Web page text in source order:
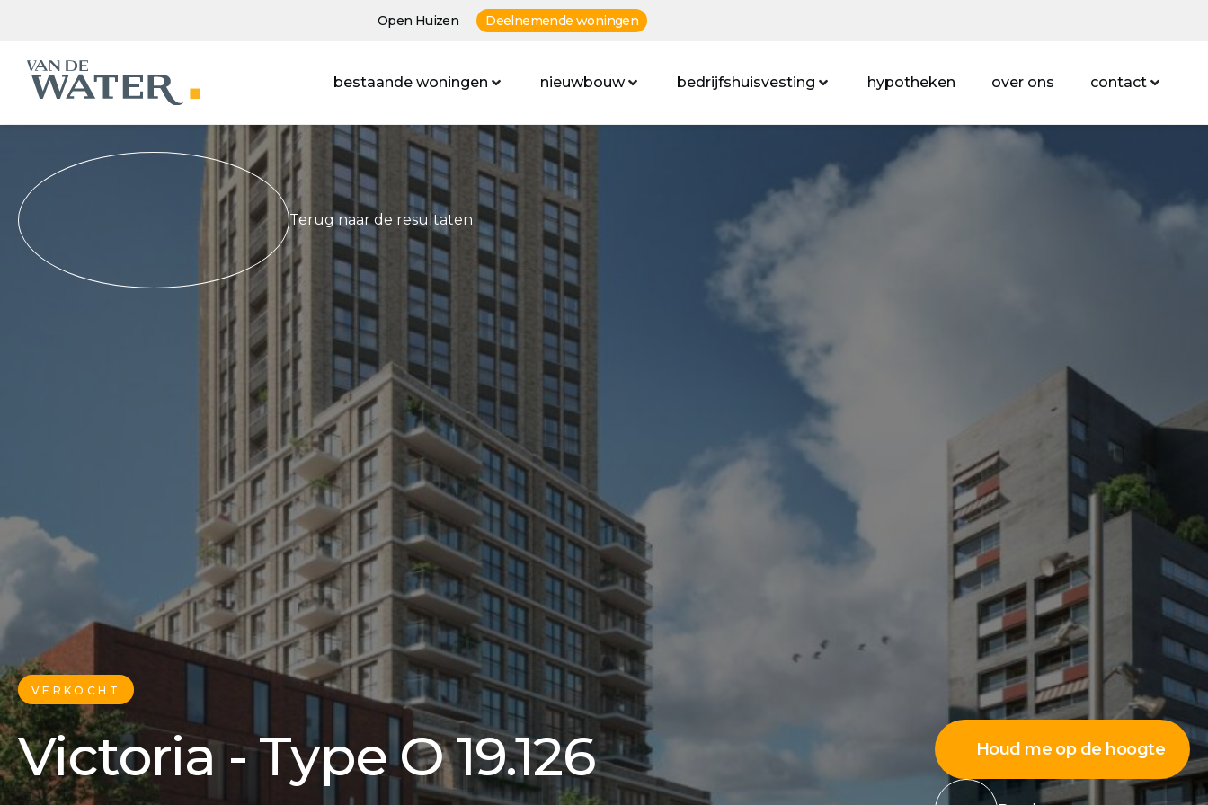
Open Huizen Deelnemende woningen
bestaande woningen nieuwbouw bedrijfshuisvesting hypotheken over ons contact
Terug naar de resultaten
VERKOCHT
Victoria - Type O 19.126 Houd me op de hoogte